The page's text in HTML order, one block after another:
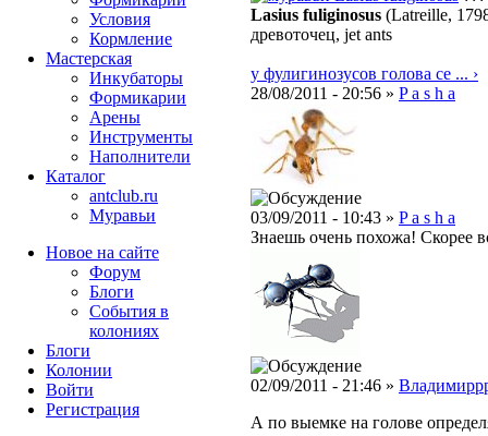
Lasius fuliginosus (Latreille,
древоточец, jet ants
у фулигинозусов голова се ... ›
28/08/2011 - 20:56 » P a s h a
03/09/2011 - 10:43 » P a s h a
Знаешь очень похожа! Скорее
02/09/2011 - 21:46 »
А по выемке на голове
Условия
Кормление
Мастерская
Инкубаторы
Формикарии
Арены
Инструменты
Наполнители
Каталог
antclub.ru
Муравьи
Новое на сайте
Форум
Блоги
События в
колониях
Блоги
Колонии
Войти
Peгиcтpaция